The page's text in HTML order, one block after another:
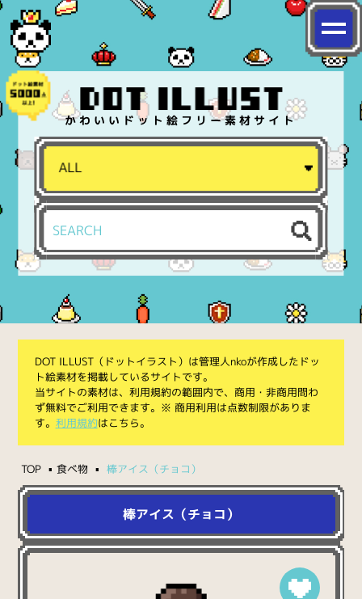
かわいいドット絵フリー素材サイト
DOT ILLUST（ドットイラスト）は管理人nkoが作成したドッ
ト絵素材を掲載しているサイトです。
当サイトの素材は、利用規約の範囲内で、商用・非商用問わ
ず無料でご利用できます。※ 商用利用は点数制限がありま
す。 利用規約はこちら。
TOP 食べ物 棒アイス（チョコ）
棒アイス（チョコ）